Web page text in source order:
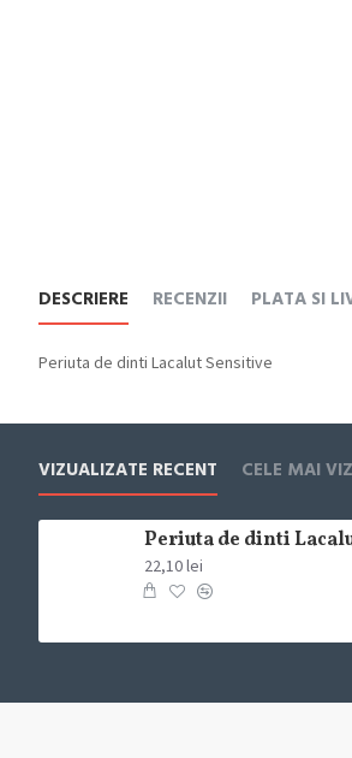
DESCRIERE RECENZII PLATA SI
Periuta de dinti Lacalut Sensitive
VIZUALIZATE RECENT CELE MAI
22,10 lei